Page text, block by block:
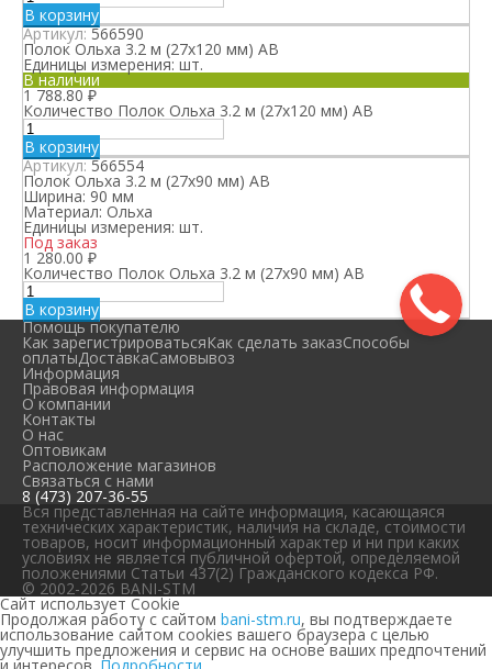
В корзину
Артикул:566590
Полок Ольха 3.2 м (27х120 мм) АВ
Единицы измерения: шт.
В наличии
1 788.80₽
Количество Полок Ольха 3.2 м (27х120 мм) АВ
В корзину
Артикул:566554
Полок Ольха 3.2 м (27х90 мм) АВ
Ширина: 90 мм
Материал: Ольха
Единицы измерения: шт.
Под заказ
1 280.00 ₽
Количество Полок Ольха 3.2 м (27х90 мм) АВ
В корзину
Помощь покупателю
Как зарегистрироватьсяКак сделать заказСпособы
оплатыДоставкаСамовывоз
Информация
Правовая информация
О компании
Контакты
О нас
Оптовикам
Расположение магазинов
Связаться с нами
8 (473) 207-36-55
Вся представленная на сайте информация, касающаяся
технических характеристик, наличия на складе, стоимости
товаров, носит информационный характер и ни при каких
условиях не является публичной офертой, определяемой
положениями Статьи 437(2) Гражданского кодекса РФ.
© 2002-2026 BANI-STM
Сайт использует Cookie
Продолжая работу с сайтом bani-stm.ru, вы подтверждаете
использование сайтом cookies вашего браузера с целью
улучшить предложения и сервис на основе ваших предпочтений